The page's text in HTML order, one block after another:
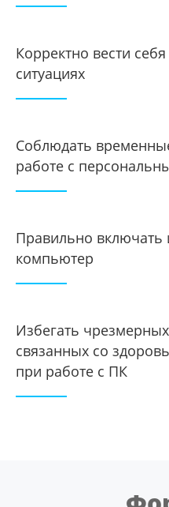
Корректно вести
ситуациях
Соблюдать
работе с
Правильно включать
компьютер
Избегать
связанных со
при работе с ПК